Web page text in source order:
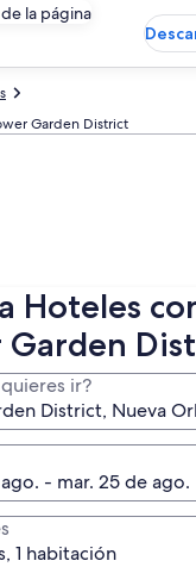
la página
Garden District
Hoteles
Garden
ir?
District, Nueva
- mar. 25 de ago.
1 habitación